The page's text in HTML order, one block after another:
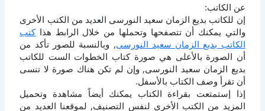
عن الكاتب:
إن للكاتب بديع الزمان سعيد النورسى العديد من الكتب الأخرى
والتي يمكنك أن تتصفحها وتحملها من خلال الرابط هذاكتب
الكاتب بديع الزمان سعيد النورسى, وبالنسبة للصور تأكد من
أن الصورة بالأعلى هي صورة كتاب الخطوات الست للكاتب
بديع الزمان سعيد النورسى, وإن لم تكن هناك صورة لا تنسى
أن تقرأ وصف الكتاب بالأسفل.
إذا إستمتعت بقراءة الكتاب يمكنك أيضاً مشاهدة وتحميل
المزيد من الكتب الأخرى لنفس التصنيف, لموقعنا العديد من